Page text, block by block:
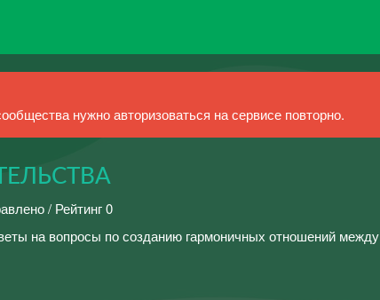
нужно авторизоваться на сервисе повторно.
/ Рейтинг 0
на вопросы по созданию гармоничных отношений между